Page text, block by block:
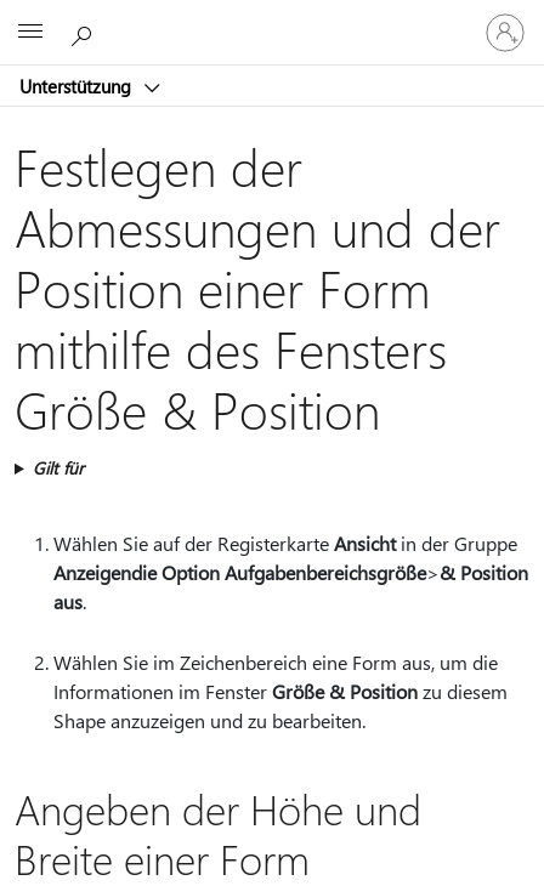
Unterstützung
Bei
Ihrem
Konto
Festlegen der
Abmessungen und der
Position einer Form
mithilfe des Fensters
Größe & Position
Gilt für
Wählen Sie auf der RegisterkarteAnsichtin der Gruppe
Anzeigendie Option Aufgabenbereichsgröße>& Position
aus.
Wählen Sie im Zeichenbereich eine Form aus, um die
Informationen im FensterGröße & Positionzu diesem
Shape anzuzeigen und zu bearbeiten.
Angeben der Höhe und
Breite einer Form